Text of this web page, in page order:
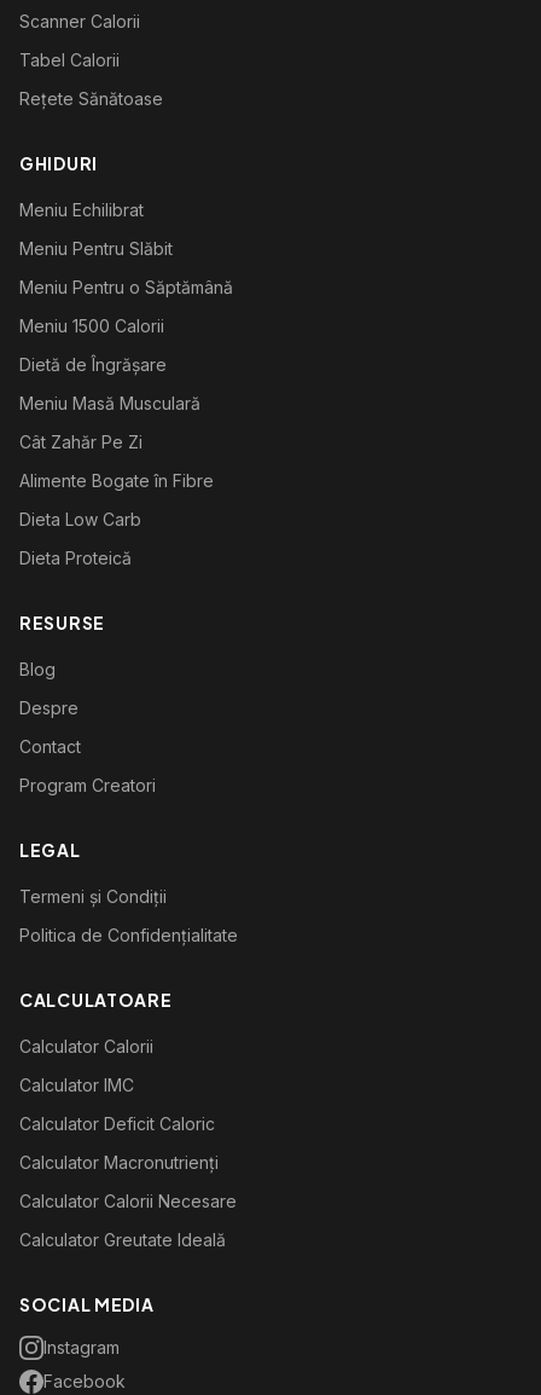
Scanner Calorii
Tabel Calorii
Rețete Sănătoase
GHIDURI
Meniu Echilibrat
Meniu Pentru Slăbit
Meniu Pentru o Săptămână
Meniu 1500 Calorii
Dietă de Îngrășare
Meniu Masă Musculară
Cât Zahăr Pe Zi
Alimente Bogate în Fibre
Dieta Low Carb
Dieta Proteică
RESURSE
Blog
Despre
Contact
Program Creatori
LEGAL
Termeni și Condiții
Politica de Confidențialitate
CALCULATOARE
Calculator Calorii
Calculator IMC
Calculator Deficit Caloric
Calculator Macronutrienți
Calculator Calorii Necesare
Calculator Greutate Ideală
SOCIAL MEDIA
Instagram
Facebook